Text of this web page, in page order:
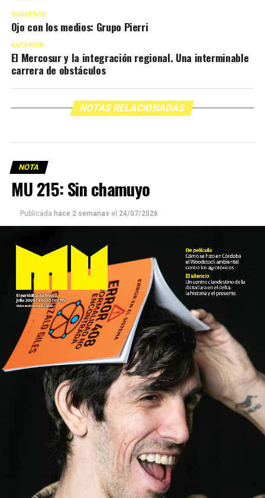
SIGUIENTE
Ojo con los medios: Grupo Pierri
ANTERIOR
El Mercosur y la integración regional. Una interminable
carrera de obstáculos
NOTAS RELACIONADAS
NOTA
MU 215: Sin chamuyo
Publicada hace 2 semanas el 24/07/2026